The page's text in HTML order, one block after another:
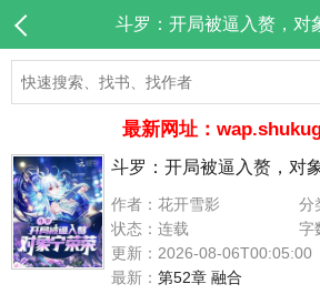
斗罗：开局被逼入赘，对
最新网址：
斗罗：开局被逼入赘，对
作者：花开雪影
分
状态：连载
字
更新：2026-08-06T00:05:00
最新： 第52章 融合